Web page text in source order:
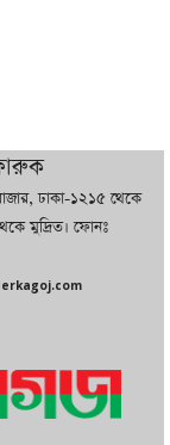
করতে ল
ঢাকা-১২১৫ থেকে
মুদ্রিত। ফোনঃ